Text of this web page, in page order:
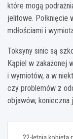
które mogą
jelitowe. Połknięcie
mdłościami i
Toksyny sinic są
Kąpiel w zakażonej
i wymiotów, a w
czy problemów z
objawów,